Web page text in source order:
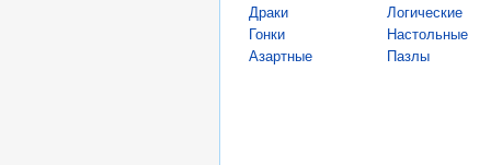
Драки
Гонки
Азартные
Логические
Настольные
Пазлы